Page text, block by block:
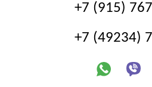
+7 (915)
+7 (49234)